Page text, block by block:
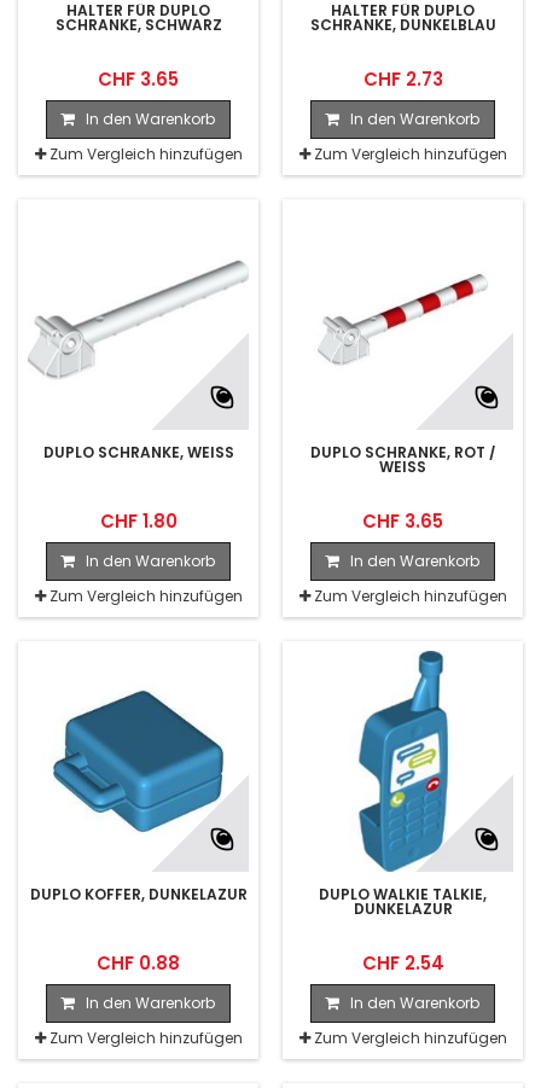
HALTER FÜR DUPLO
SCHRANKE, SCHWARZ
CHF 3.65
In den Warenkorb
Zum Vergleich hinzufügen
HALTER FÜR DUPLO
SCHRANKE, DUNKELBLAU
CHF 2.73
In den Warenkorb
Zum Vergleich hinzufügen
DUPLO SCHRANKE, WEISS
CHF 1.80
In den Warenkorb
Zum Vergleich hinzufügen
DUPLO SCHRANKE, ROT /
WEISS
CHF 3.65
In den Warenkorb
Zum Vergleich hinzufügen
DUPLO KOFFER, DUNKELAZUR
CHF 0.88
In den Warenkorb
Zum Vergleich hinzufügen
DUPLO WALKIE TALKIE,
DUNKELAZUR
CHF 2.54
In den Warenkorb
Zum Vergleich hinzufügen